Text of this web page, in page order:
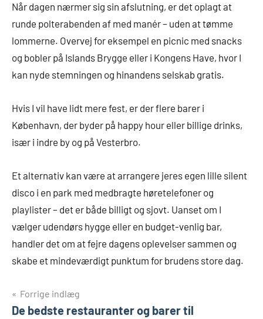
Når dagen nærmer sig sin afslutning, er det oplagt at
runde polterabenden af med manér – uden at tømme
lommerne. Overvej for eksempel en picnic med snacks
og bobler på Islands Brygge eller i Kongens Have, hvor I
kan nyde stemningen og hinandens selskab gratis.
Hvis I vil have lidt mere fest, er der flere barer i
København, der byder på happy hour eller billige drinks,
især i indre by og på Vesterbro.
Et alternativ kan være at arrangere jeres egen lille silent
disco i en park med medbragte høretelefoner og
playlister – det er både billigt og sjovt. Uanset om I
vælger udendørs hygge eller en budget-venlig bar,
handler det om at fejre dagens oplevelser sammen og
skabe et mindeværdigt punktum for brudens store dag.
Indlægsnavigation
Forrige indlæg
De bedste restauranter og barer til